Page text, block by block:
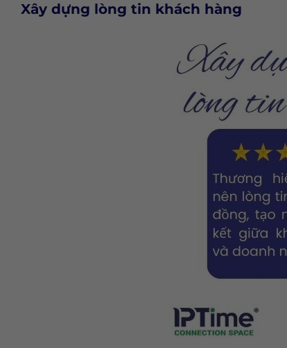
Xây dựng lòng tin khách hàng